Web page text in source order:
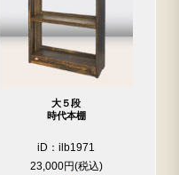
大５段
時代本棚
iD：ilb1971
23,000円